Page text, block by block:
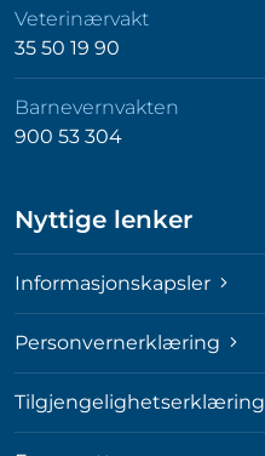
Veterinærvakt
35 50 19 90
Barnevernvakten
900 53 304
Nyttige lenker
Informasjonskapsler
Personvernerklæring
Tilgjengelighetserklæring